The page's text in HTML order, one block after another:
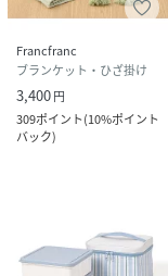
Francfranc
ブランケット・ひざ掛け
3,400円
309ポイント(10%ポイント
バック)